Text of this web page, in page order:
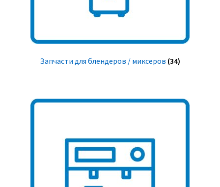
Запчасти для блендеров / миксеров (34)